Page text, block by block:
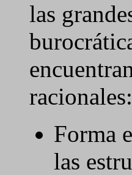
las
racionales:
Forma
las